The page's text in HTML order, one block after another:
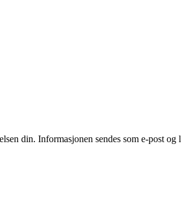
din. Informasjonen sendes som e‑post